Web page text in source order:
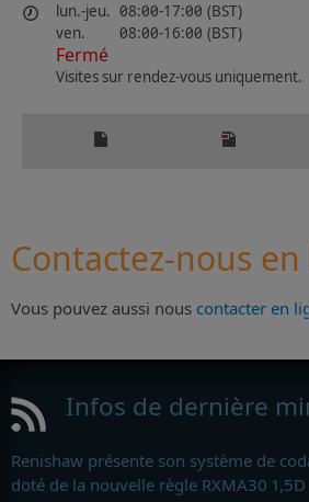
lun.-jeu. 08:00-17:00 (BST)
ven.
08:00-16:00 (BST)
Fermé
Visites sur rendez-vous uniquement.
Contactez-nous
Vous pouvez aussi nous contacter en
Infos de dernière
Renishaw présente son système de
doté de la nouvelle règle RXMA30 1,5D